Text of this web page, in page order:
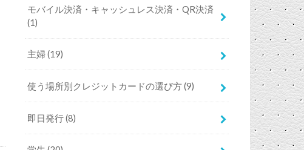
モバイル決済・キャッシュレス決済・QR決済
(1)
主婦(19)
使う場所別クレジットカードの選び方(9)
即日発行(8)